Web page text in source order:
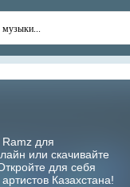
для
или скачивайте
для себя
Казахстана!